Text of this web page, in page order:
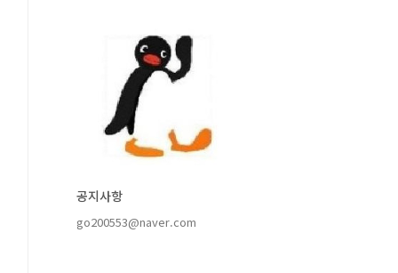
공지사항
go200553@naver.com